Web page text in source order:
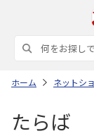
ホーム ネットシ
たらば